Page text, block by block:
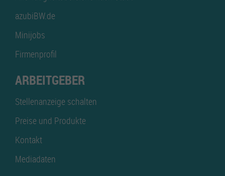
azubiBW.de
Minijobs
Firmenprofil
ARBEITGEBER
Stellenanzeige schalten
Preise und Produkte
Kontakt
Mediadaten